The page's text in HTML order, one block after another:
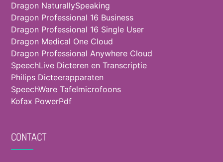
Dragon NaturallySpeaking
Dragon Professional 16 Business
Dragon Professional 16 Single User
Dragon Medical One Cloud
Dragon Professional Anywhere Cloud
SpeechLive Dicteren en Transcriptie
Philips Dicteerapparaten
SpeechWare Tafelmicrofoons
Kofax PowerPdf
CONTACT